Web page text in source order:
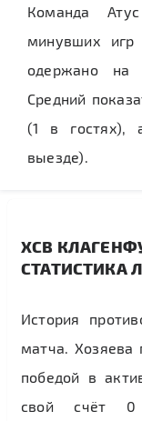
Команда
минувших
одержано на
Средний
(1 в
выезде).
ХСВ
СТАТИСТИКА
История
матча. Хозяева
победой в
свой счёт